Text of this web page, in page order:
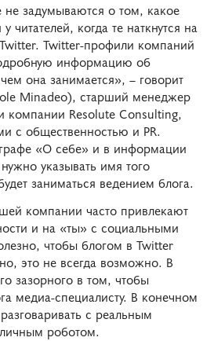
задумываются о том, какое
читателей, когда те наткнутся на
Twitter-профили компаний
информацию об
она занимается», – говорит
Minadeo), старший менеджер
компании Resolute Consulting,
с общественностью и PR.
«О себе» и в информации
указывать имя того
заниматься ведением блога.
компании часто привлекают
и на «ты» с социальными
чтобы блогом в Twitter
это не всегда возможно. В
зазорного в том, чтобы
медиа-специалисту. В конечном
с реальным
роботом.